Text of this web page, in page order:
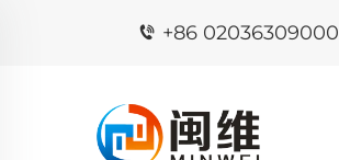
+86 02036309000